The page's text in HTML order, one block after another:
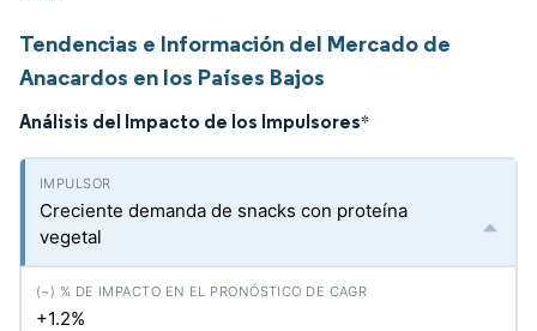
Tendencias e Información del Mercado de
Anacardos en los Países Bajos
Análisis del Impacto de los Impulsores*
Creciente demanda de snacks con proteína
vegetal
+1.2%